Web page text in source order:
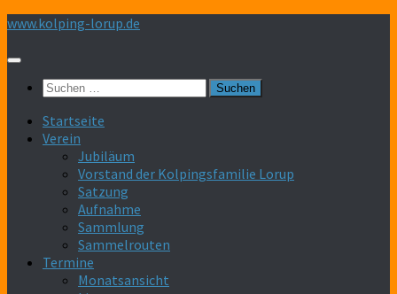
Zum
springen
www.kolping-lorup.de
Suchen
Startseite
Verein
Jubiläum
Vorstand der Kolpingsfamilie Lorup
Satzung
Aufnahme
Sammlung
Sammelrouten
Termine
Monatsansicht